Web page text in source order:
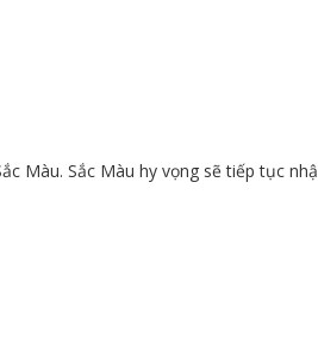
Màu. Sắc Màu hy vọng sẽ tiếp tục